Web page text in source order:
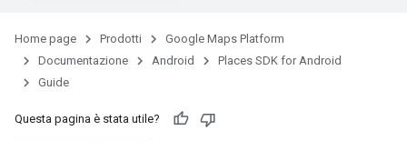
Home page Prodotti
Google Maps Platform
Documentazione
Android
Places SDK for Android
Guide
Questa pagina è stata utile?